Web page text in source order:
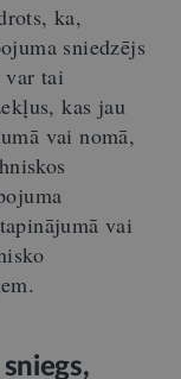
ka,
sniedzējs
var tai
kas jau
vai nomā,
vai